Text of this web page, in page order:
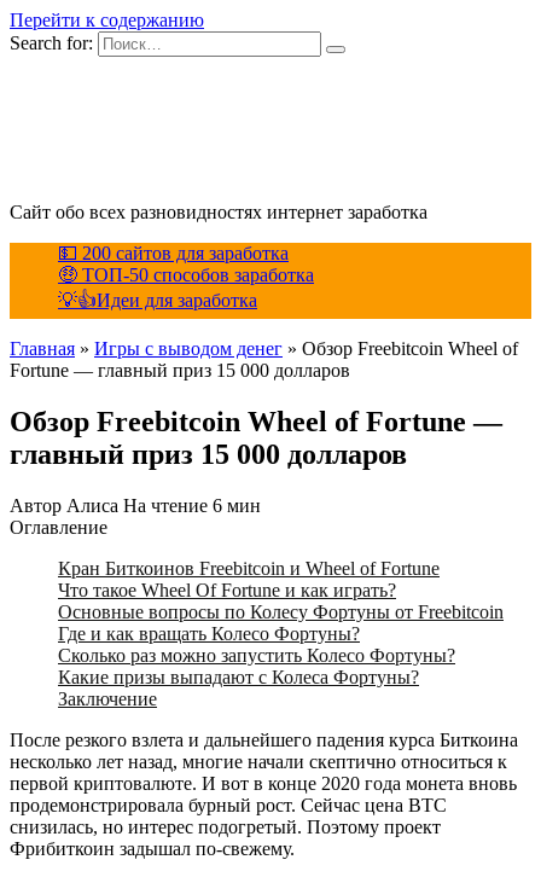
Перейти к содержанию
Search for:
Сайт обо всех разновидностях интернет заработка
💵 200 сайтов для заработка
🤑 ТОП-50 способов заработка
💡👍Идеи для заработка
Главная » Игры с выводом денег » Обзор Freebitcoin Wheel of
Fortune — главный приз 15 000 долларов
Обзор Freebitcoin Wheel of Fortune —
главный приз 15 000 долларов
Автор Алиса На чтение 6 мин
Оглавление
Кран Биткоинов Freebitcoin и Wheel of Fortune
Что такое Wheel Of Fortune и как играть?
Основные вопросы по Колесу Фортуны от Freebitcoin
Где и как вращать Колесо Фортуны?
Сколько раз можно запустить Колесо Фортуны?
Какие призы выпадают с Колеса Фортуны?
Заключение
После резкого взлета и дальнейшего падения курса Биткоина
несколько лет назад, многие начали скептично относиться к
первой криптовалюте. И вот в конце 2020 года монета вновь
продемонстрировала бурный рост. Сейчас цена BTC
снизилась, но интерес подогретый. Поэтому проект
Фрибиткоин задышал по-свежему.